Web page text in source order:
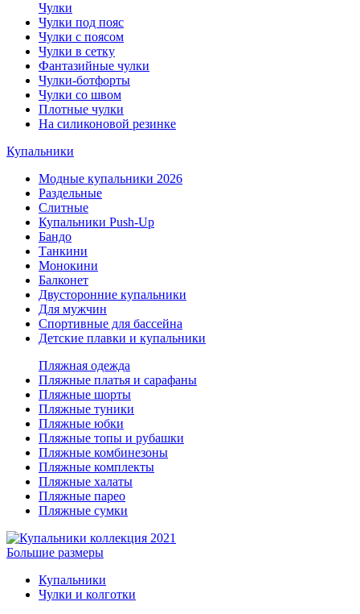
Чулки
Чулки под пояс
Чулки с поясом
Чулки в сетку
Фантазийные чулки
Чулки-ботфорты
Чулки со швом
Плотные чулки
На силиконовой резинке
Купальники
Модные купальники 2026
Раздельные
Слитные
Купальники Push-Up
Бандо
Танкини
Монокини
Балконет
Двусторонние купальники
Для мужчин
Спортивные для бассейна
Детские плавки и купальники
Пляжная одежда
Пляжные платья и сарафаны
Пляжные шорты
Пляжные туники
Пляжные юбки
Пляжные топы и рубашки
Пляжные комбинезоны
Пляжные комплекты
Пляжные халаты
Пляжные парео
Пляжные сумки
Большие размеры
Купальники
Чулки и колготки